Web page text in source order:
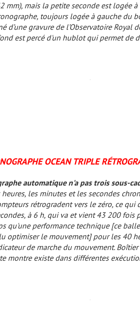
mm), mais la petite seconde est logée
toujours logée à gauche du
d’une gravure de l’Observatoire
est percé d'un hublot qui permet de
OCEAN TRIPLE
automatique n'a pas trois sous-
les minutes et les secondes
rétrogradent vers le zéro, ce
à 6 h, qui va et vient 43 200 fois
qu'une performance technique [ce
optimiser le mouvement]pour les 40
de marche du mouvement.
montre existe dans différentes